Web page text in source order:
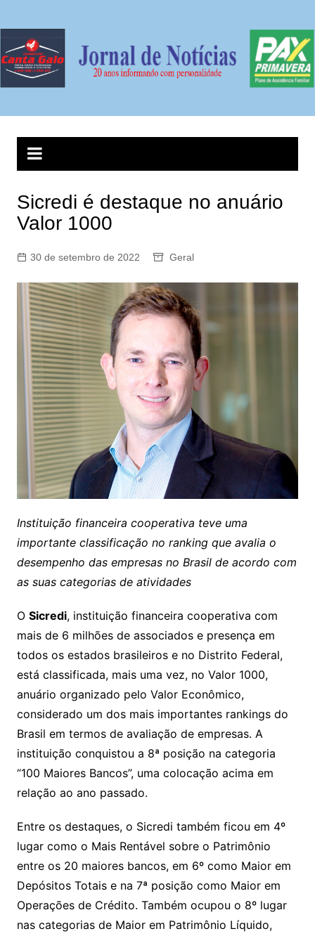
conteúdo
Sicredi é destaque no anuário
Valor 1000
30 de setembro de 2022 Geral
Instituição financeira cooperativa teve uma
importante classificação no ranking que avalia o
desempenho das empresas no Brasil de acordo com
as suas categorias de atividades
O Sicredi, instituição financeira cooperativa com
mais de 6 milhões de associados e presença em
todos os estados brasileiros e no Distrito Federal,
está classificada, mais uma vez, no Valor 1000,
anuário organizado pelo Valor Econômico,
considerado um dos mais importantes rankings do
Brasil em termos de avaliação de empresas. A
instituição conquistou a 8ª posição na categoria
“100 Maiores Bancos”, uma colocação acima em
relação ao ano passado.
Entre os destaques, o Sicredi também ficou em 4º
lugar como o Mais Rentável sobre o Patrimônio
entre os 20 maiores bancos, em 6º como Maior em
Depósitos Totais e na 7ª posição como Maior em
Operações de Crédito. Também ocupou o 8º lugar
nas categorias de Maior em Patrimônio Líquido,